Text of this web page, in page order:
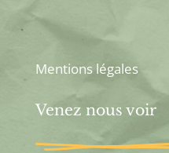
Mentions légales
Venez nous voir